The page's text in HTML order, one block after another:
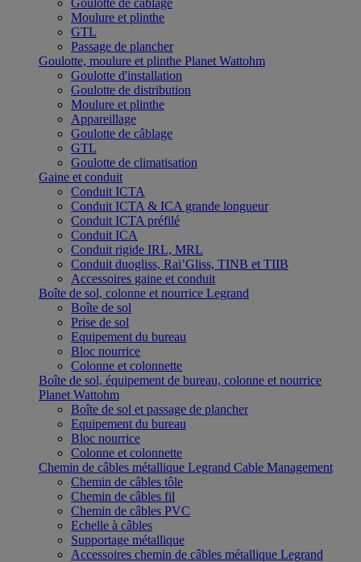
Goulotte de câblage
Moulure et plinthe
GTL
Passage de plancher
Goulotte, moulure et plinthe Planet Wattohm
Goulotte d'installation
Goulotte de distribution
Moulure et plinthe
Appareillage
Goulotte de câblage
GTL
Goulotte de climatisation
Gaine et conduit
Conduit ICTA
Conduit ICTA & ICA grande longueur
Conduit ICTA préfilé
Conduit ICA
Conduit rigide IRL, MRL
Conduit duogliss, Rai’Gliss, TINB et TIIB
Accessoires gaine et conduit
Boîte de sol, colonne et nourrice Legrand
Boîte de sol
Prise de sol
Equipement du bureau
Bloc nourrice
Colonne et colonnette
Boîte de sol, équipement de bureau, colonne et nourrice
Planet Wattohm
Boîte de sol et passage de plancher
Equipement du bureau
Bloc nourrice
Colonne et colonnette
Chemin de câbles métallique Legrand Cable Management
Chemin de câbles tôle
Chemin de câbles fil
Chemin de câbles PVC
Echelle à câbles
Supportage métallique
Accessoires chemin de câbles métallique Legrand